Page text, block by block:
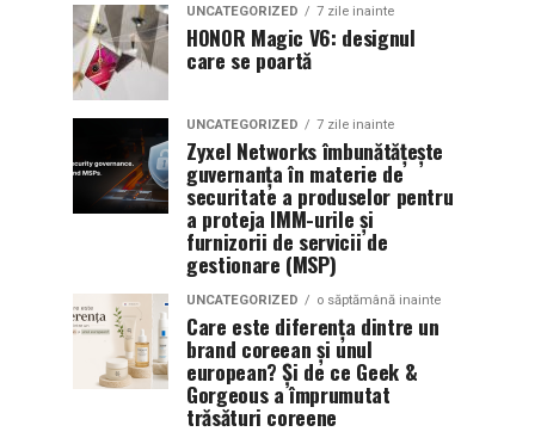
UNCATEGORIZED 7 zile inainte
HONOR Magic V6: designul
care se poartă
UNCATEGORIZED 7 zile inainte
Zyxel Networks îmbunătățește
guvernanța în materie de
securitate a produselor pentru
a proteja IMM-urile și
furnizorii de servicii de
gestionare (MSP)
UNCATEGORIZED o săptămână inainte
Care este diferența dintre un
brand coreean și unul
european? Și de ce Geek &
Gorgeous a împrumutat
trăsături coreene